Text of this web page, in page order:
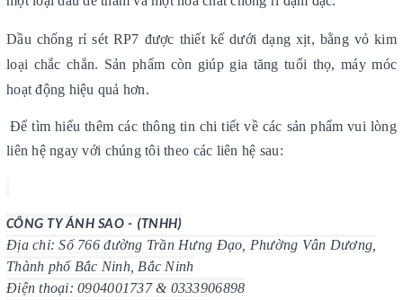
Dầu chống rỉ sét RP7 được thiết kế dưới dạng xịt, bằng vỏ kim
loại chắc chắn. Sản phẩm còn giúp gia tăng tuổi thọ, máy móc
hoạt động hiệu quả hơn.
Để tìm hiểu thêm các thông tin chi tiết về các sản phẩm vui lòng
liên hệ ngay với chúng tôi theo các liên hệ sau:
CÔNG TY ÁNH SAO - (TNHH)
Địa chỉ: Số 766 đường Trần Hưng Đạo, Phường Vân Dương,
Thành phố Bắc Ninh, Bắc Ninh
Điện thoại: 0904001737 & 0333906898